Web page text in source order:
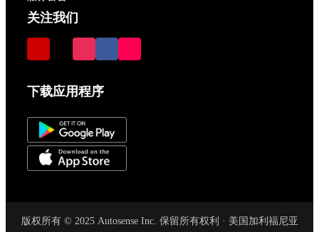
关注我们
下载应用程序
版权所有 © 2025 Autosense Inc. 保留所有权利 · 美国加利福尼亚